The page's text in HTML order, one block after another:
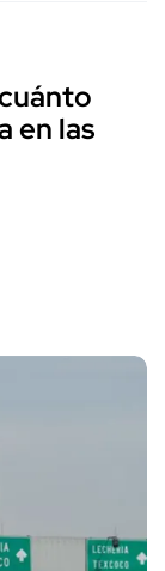
en las